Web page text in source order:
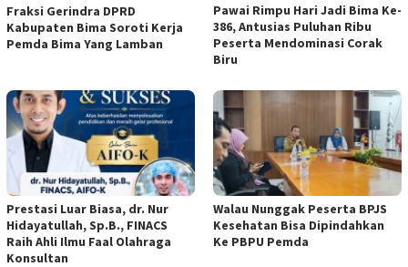
Fraksi Gerindra DPRD
Kabupaten Bima Soroti Kerja
Pemda Bima Yang Lamban
Pawai Rimpu Hari Jadi Bima Ke-
386, Antusias Puluhan Ribu
Peserta Mendominasi Corak
Biru
Prestasi Luar Biasa, dr. Nur
Hidayatullah, Sp.B., FINACS
Raih Ahli Ilmu Faal Olahraga
Konsultan
Walau Nunggak Peserta BPJS
Kesehatan Bisa Dipindahkan
Ke PBPU Pemda